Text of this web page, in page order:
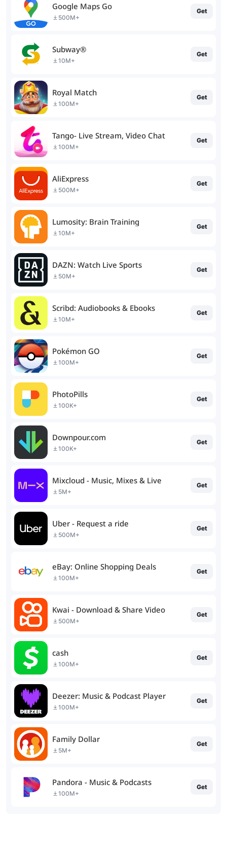
Google Maps Go
500M+
Get
Subway®
10M+
Get
Royal Match
100M+
Get
Tango- Live Stream, Video Chat
100M+
Get
AliExpress
500M+
Get
Lumosity: Brain Training
10M+
Get
DAZN: Watch Live Sports
50M+
Get
Scribd: Audiobooks & Ebooks
10M+
Get
Pokémon GO
100M+
Get
PhotoPills
100K+
Get
Downpour.com
100K+
Get
Mixcloud - Music, Mixes & Live
5M+
Get
Uber - Request a ride
500M+
Get
eBay: Online Shopping Deals
100M+
Get
Kwai - Download & Share Video
500M+
Get
cash
100M+
Get
Deezer: Music & Podcast Player
100M+
Get
Family Dollar
5M+
Get
Pandora - Music & Podcasts
100M+
Get